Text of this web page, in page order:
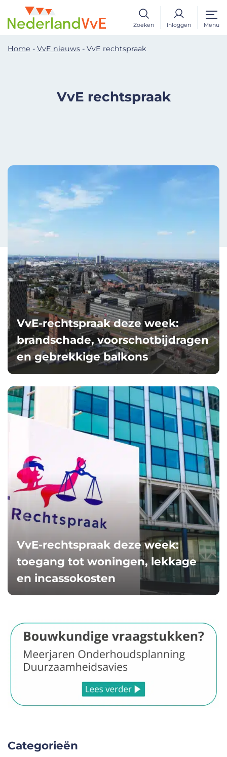
Zoeken Inloggen Menu
Home - VvE nieuws - VvE rechtspraak
VvE rechtspraak
VvE-rechtspraak deze week:
brandschade, voorschotbijdragen
en gebrekkige balkons
VvE-rechtspraak deze week:
toegang tot woningen, lekkage
en incassokosten
Categorieën